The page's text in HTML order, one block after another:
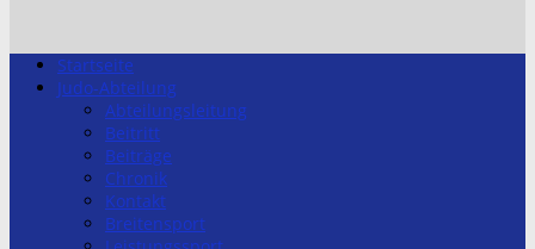
Startseite
Judo-Abteilung
Abteilungsleitung
Beitritt
Beiträge
Chronik
Kontakt
Breitensport